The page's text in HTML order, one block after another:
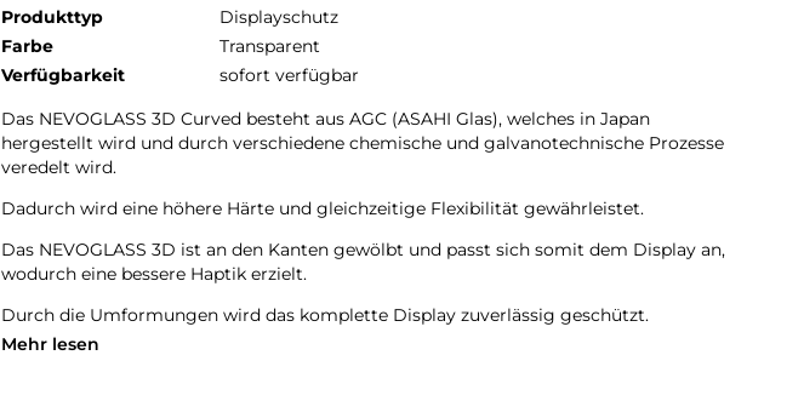
Produkttyp
Displayschutz
Farbe
Transparent
Verfügbarkeit
sofort verfügbar
Das NEVOGLASS 3D Curved besteht aus AGC (ASAHI Glas), welches in Japan
hergestellt wird und durch verschiedene chemische und galvanotechnische Prozesse
veredelt wird.
Dadurch wird eine höhere Härte und gleichzeitige Flexibilität gewährleistet.
Das NEVOGLASS 3D ist an den Kanten gewölbt und passt sich somit dem Display an,
wodurch eine bessere Haptik erzielt.
Durch die Umformungen wird das komplette Display zuverlässig geschützt.
Mehr lesen